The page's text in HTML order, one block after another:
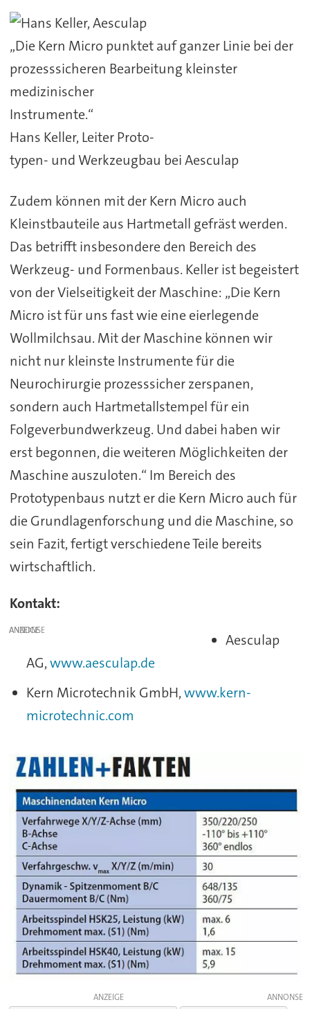
„Die Kern Micro punktet auf ganzer Linie bei der
prozesssicheren Bearbeitung kleinster
medizinischer
Instrumente.“
Hans Keller, Leiter Proto-
typen- und Werkzeugbau bei Aesculap
Zudem können mit der Kern Micro auch
Kleinstbauteile aus Hartmetall gefräst werden.
Das betrifft insbesondere den Bereich des
Werkzeug- und Formenbaus. Keller ist begeistert
von der Vielseitigkeit der Maschine: „Die Kern
Micro ist für uns fast wie eine eierlegende
Wollmilchsau. Mit der Maschine können wir
nicht nur kleinste Instrumente für die
Neurochirurgie prozesssicher zerspanen,
sondern auch Hartmetallstempel für ein
Folgeverbundwerkzeug. Und dabei haben wir
erst begonnen, die weiteren Möglichkeiten der
Maschine auszuloten.“ Im Bereich des
Prototypenbaus nutzt er die Kern Micro auch für
die Grundlagenforschung und die Maschine, so
sein Fazit, fertigt verschiedene Teile bereits
wirtschaftlich.
Kontakt:
ANZEIGE
Aesculap
AG,www.aesculap.de
Kern Microtechnik GmbH,www.kern-
microtechnic.com
ANZEIGE